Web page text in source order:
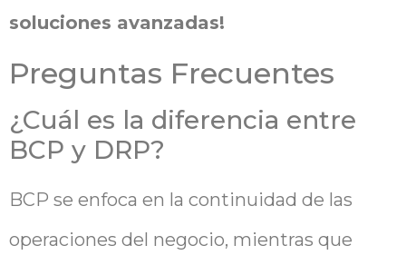
soluciones avanzadas!
Preguntas Frecuentes
¿Cuál es la diferencia entre
BCP y DRP?
BCP se enfoca en la continuidad de las
operaciones del negocio, mientras que